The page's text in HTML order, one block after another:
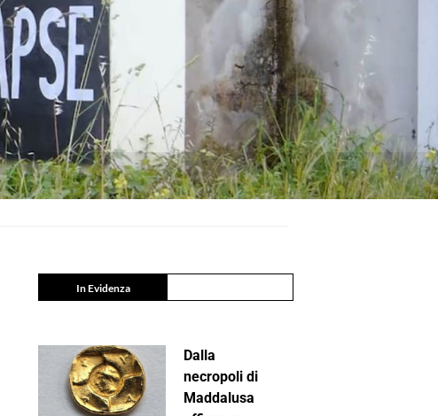
In Evidenza
Dalla
necropoli di
Maddalusa